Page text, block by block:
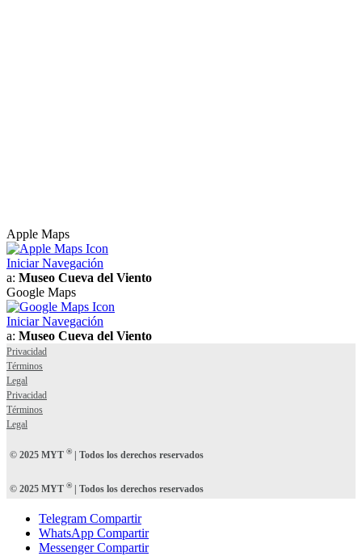
Apple Maps
Iniciar Navegación
a: Museo Cueva del Viento
Google Maps
Iniciar Navegación
a: Museo Cueva del Viento
Privacidad
Términos
Legal
Privacidad
Términos
Legal
© 2025 MYT ®| Todos los derechos reservados
© 2025 MYT ®| Todos los derechos reservados
Telegram Compartir
WhatsApp Compartir
Messenger Compartir